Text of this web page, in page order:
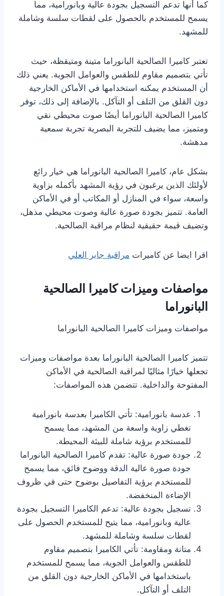
كما أنها تدعم التسجيل بجودة عالية وبانورامية، مما
يسمح للمستخدم بالحصول على لقطات سلسة وشاملة
للمشهد.
تعتبر كاميرا الصالحية البانوراما متينة ومتيقظة، حيث
تأتي بتصميم مقاوم للطقس والعوامل الجوية. يعني ذلك
أن المستخدم يمكنه استخدامها في الأماكن الخارجية
دون القلق من التلف أو التآكل. بالإضافة إلى ذلك، توفر
كاميرا الصالحية البانوراما أيضًا صوت محيطي نقي
ومتميز، مما يضيف للتجربة البصرية تجربة سمعية
مدهشة.
بشكل عام، كاميرا الصالحية البانوراما هي خيار رائع
لأولئك الذين يرغبون في رؤية المشهد بأكمله بزاوية
واسعة، سواء في المنازل أو المكاتب أو في الأماكن
العامة. تتميز بجودة صورة عالية وصوت محيطي مذهل،
وتضيف قيمة حقيقية لنظام مراقبة الصالحية.
اقرا ايضا عن كاميرات مراقبة جابر العلي
مواصفات وميزات كاميرا الصالحية
البانوراما
مواصفات وميزات كاميرا الصالحية البانوراما
تتميز كاميرا الصالحية البانوراما بعدة مواصفات وميزات
تجعلها خيارًا مثاليًا لمراقبة الصالحية في الأماكن
المفتوحة والداخلية. تتضمن هذه المواصفات:
عدسة بانورامية: تأتي الكاميرا بعدسة بانورامية
تغطي زاوية واسعة من المشهد، مما يسمح
للمستخدم برؤية شاملة للبيئة المحيطة.
جودة صورة عالية: تقدم كاميرا الصالحية البانوراما
جودة صورة عالية الدقة ووضوح فائق، مما يسمح
للمستخدم برؤية التفاصيل بوضوح حتى في ظروف
الإضاءة المنخفضة.
تسجيل بجودة عالية: تدعم الكاميرا التسجيل بجودة
عالية وبانورامية، مما يتيح للمستخدم الحصول على
لقطات سلسة وشاملة للمشهد.
متانة ومقاومة: تأتي الكاميرا بتصميم مقاوم
للطقس والعوامل الجوية، مما يسمح للمستخدم
باستخدامها في الأماكن الخارجية دون القلق من
التلف أو التآكل.